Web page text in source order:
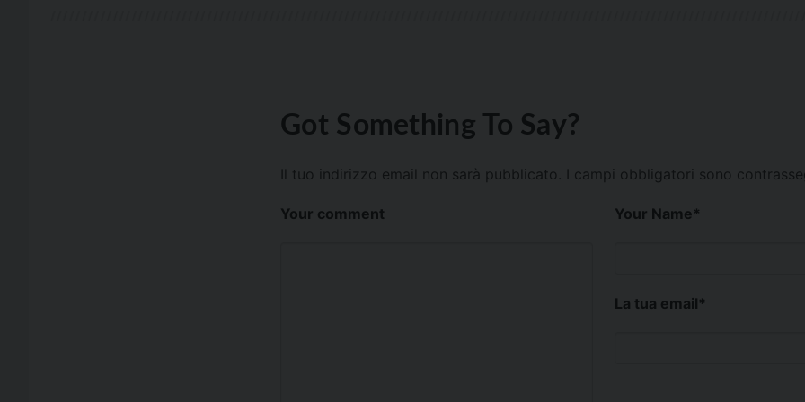
Got Something To Say?
Il tuo indirizzo email non sarà pubblicato. I campi obbligatori sono
Your comment Your Name*
La tua email*